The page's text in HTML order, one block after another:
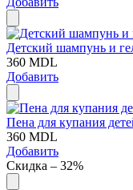
Детский шампунь и
360 MDL
Добавить
Пена для купания
360 MDL
Добавить
Скидка – 32%